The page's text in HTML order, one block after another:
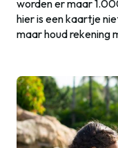
worden er maar
hier is een kaartje
maar houd rekening